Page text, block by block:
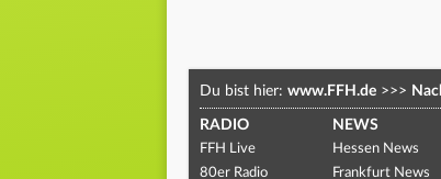
Du bist hier: www.FFH.de >>>
RADIO
FFH Live
80er Radio
NEWS
Hessen News
Frankfurt News